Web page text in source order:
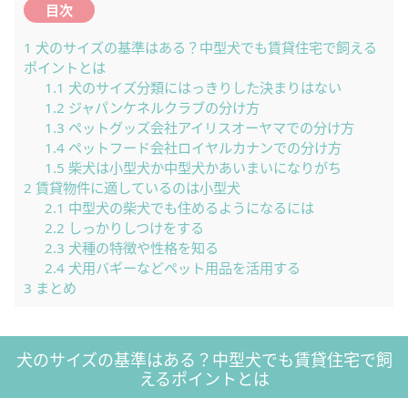
目次
1 犬のサイズの基準はある？中型犬でも賃貸住宅で飼える
ポイントとは
1.1 犬のサイズ分類にはっきりした決まりはない
1.2 ジャパンケネルクラブの分け方
1.3 ペットグッズ会社アイリスオーヤマでの分け方
1.4ペットフード会社ロイヤルカナンでの分け方
1.5 柴犬は小型犬か中型犬かあいまいになりがち
2 賃貸物件に適しているのは小型犬
2.1 中型犬の柴犬でも住めるようになるには
2.2 しっかりしつけをする
2.3 犬種の特徴や性格を知る
2.4犬用バギーなどペット用品を活用する
3 まとめ
犬のサイズの基準はある？中型犬でも賃貸住宅で飼
えるポイントとは